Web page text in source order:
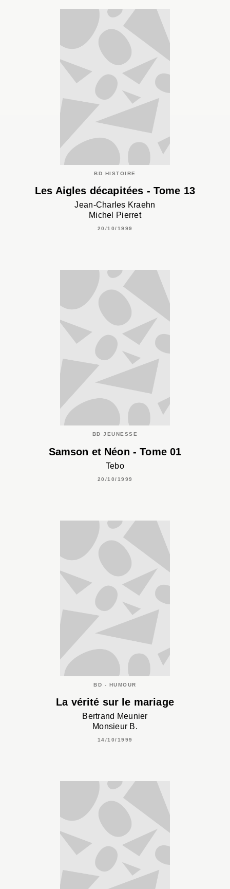
BD HISTOIRE
Les Aigles décapitées - Tome 13
Jean-Charles Kraehn
Michel Pierret
20/10/1999
BD JEUNESSE
Samson et Néon - Tome 01
Tebo
20/10/1999
BD - HUMOUR
La vérité sur le mariage
Bertrand Meunier
Monsieur B.
14/10/1999